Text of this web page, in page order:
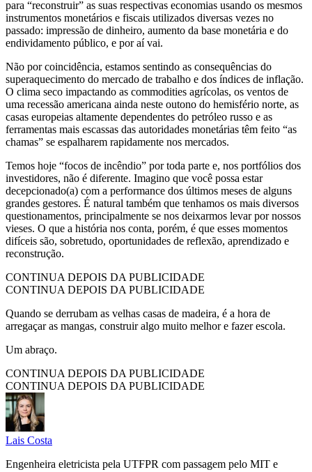
para “reconstruir” as suas respectivas economias usando os mesmos
instrumentos monetários e fiscais utilizados diversas vezes no
passado: impressão de dinheiro, aumento da base monetária e do
endividamento público, e por aí vai.
Não por coincidência, estamos sentindo as consequências do
superaquecimento do mercado de trabalho e dos índices de inflação.
O clima seco impactando as commodities agrícolas, os ventos de
uma recessão americana ainda neste outono do hemisfério norte, as
casas europeias altamente dependentes do petróleo russo e as
ferramentas mais escassas das autoridades monetárias têm feito “as
chamas” se espalharem rapidamente nos mercados.
Temos hoje “focos de incêndio” por toda parte e, nos portfólios dos
investidores, não é diferente. Imagino que você possa estar
decepcionado(a) com a performance dos últimos meses de alguns
grandes gestores. É natural também que tenhamos os mais diversos
questionamentos, principalmente se nos deixarmos levar por nossos
vieses. O que a história nos conta, porém, é que esses momentos
difíceis são, sobretudo, oportunidades de reflexão, aprendizado e
reconstrução.
CONTINUA DEPOIS DA PUBLICIDADE
CONTINUA DEPOIS DA PUBLICIDADE
Quando se derrubam as velhas casas de madeira, é a hora de
arregaçar as mangas, construir algo muito melhor e fazer escola.
Um abraço.
CONTINUA DEPOIS DA PUBLICIDADE
CONTINUA DEPOIS DA PUBLICIDADE
Lais Costa
Engenheira eletricista pela UTFPR com passagem pelo MIT e